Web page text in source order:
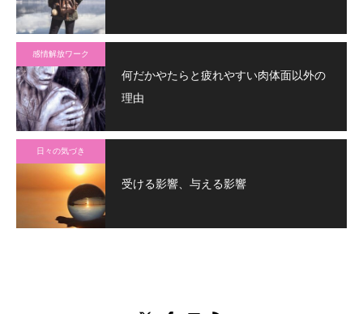
感情解放ワーク
何だかやたらと疲れやすい肉体面以外の
理由
日々の気づき
受ける影響、与える影響